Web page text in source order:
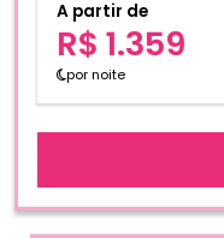
A partir de
R$ 1.359
por noite